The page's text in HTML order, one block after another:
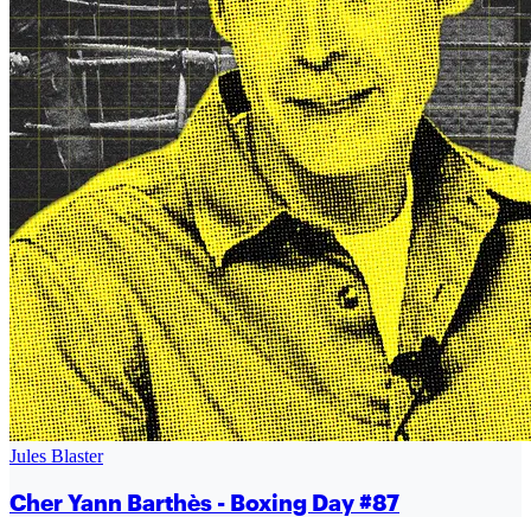
Jules Blaster
Cher Yann Barthès - Boxing Day #87